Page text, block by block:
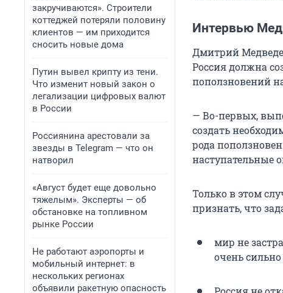
закручиваются». Строители
коттеджей потеряли половину
клиентов — им приходится
сносить новые дома
Путин вывел крипту из тени.
Что изменит новый закон о
легализации цифровых валют
в России
Россиянина арестовали за
звезды в Telegram — что он
натворил
«Август будет еще довольно
тяжелым». Эксперты — об
обстановке на топливном
рынке России
Не работают аэропорты и
мобильный интернет: в
нескольких регионах
объявили ракетную опасность
Интервью
Дмитрий
Россия должна
поползновений
— Во-первых,
создать
рода
наступательные
Только в этом
признать, что
мир не
очень